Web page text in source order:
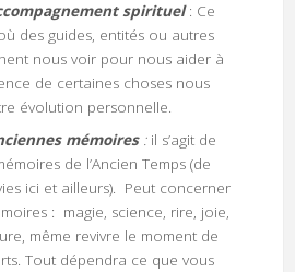
spirituel: Ce
des guides, entités ou autres
nous voir pour nous aider à
de certaines choses nous
évolution personnelle.
mémoires:il s’agit de
de l’Ancien Temps (de
ici et ailleurs). Peut concerner
: magie, science, rire, joie,
même revivre le moment de
Tout dépendra ce que vous